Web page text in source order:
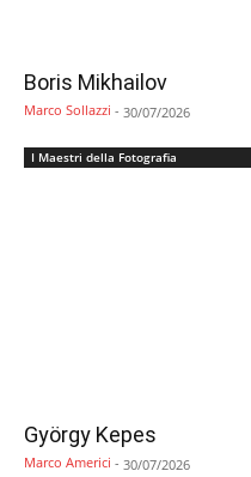
Boris Mikhailov
Marco Sollazzi - 30/07/2026
I Maestri della Fotografia
György Kepes
Marco Americi - 30/07/2026